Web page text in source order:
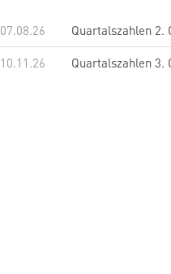
07.08.26
Quartalszahlen 2.
10.11.26
Quartalszahlen 3.